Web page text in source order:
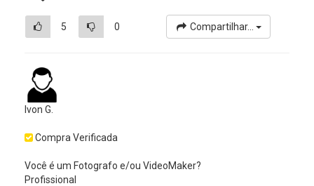
5 0 Compartilhar...
Ivon G.
Compra Verificada
Você é um Fotografo e/ou VideoMaker?
Profissional